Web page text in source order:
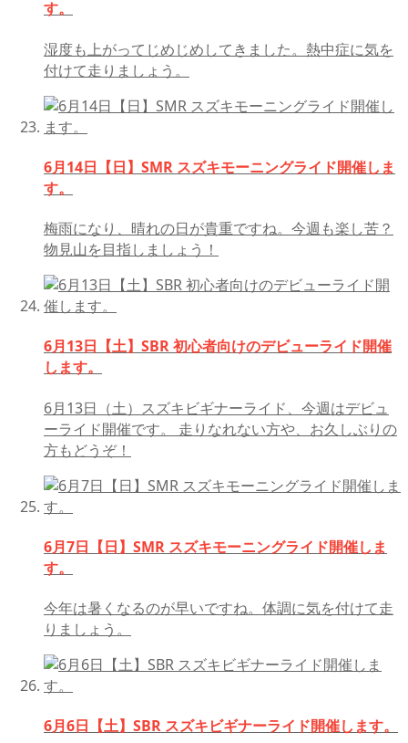
す。
湿度も上がってじめじめしてきました。熱中症に気を
付けて走りましょう。
6月14日【日】SMR スズキモーニングライド開催しま
す。
梅雨になり、晴れの日が貴重ですね。今週も楽し苦？
物見山を目指しましょう！
6月13日【土】SBR 初心者向けのデビューライド開催
します。
6月13日（土）スズキビギナーライド、今週はデビュ
ーライド開催です。 走りなれない方や、お久しぶりの
方もどうぞ！
6月7日【日】SMR スズキモーニングライド開催しま
す。
今年は暑くなるのが早いですね。体調に気を付けて走
りましょう。
6月6日【土】SBR スズキビギナーライド開催します。